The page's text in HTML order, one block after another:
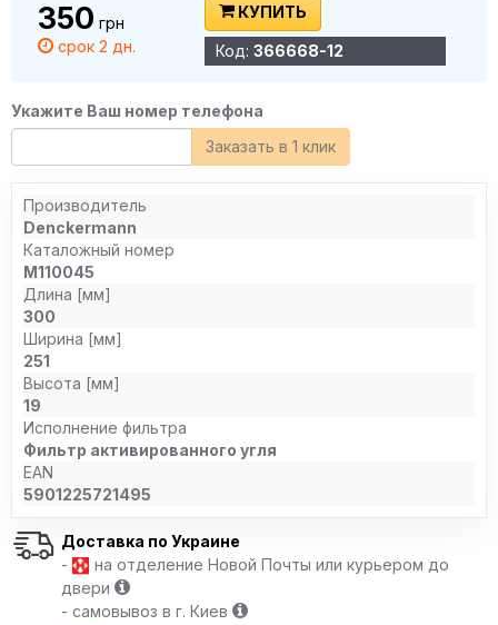
350 грн
срок 2 дн.
КУПИТЬ
Код: 366668-12
Укажите Ваш номер телефона
Заказать в 1 клик
Производитель
Denckermann
Каталожный номер
M110045
Длина [мм]
300
Ширина [мм]
251
Высота [мм]
19
Исполнение фильтра
Фильтр активированного угля
EAN
5901225721495
Доставка по Украине
-
на отделение Новой Почты или курьером до
двери
- самовывоз в г. Киев